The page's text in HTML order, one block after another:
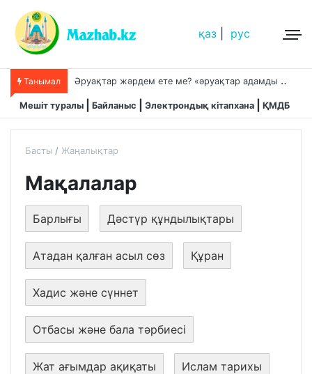
қаз рус
Танымал Ә
руақтар жәрдем ете ме? «әруақтар адамды қорғап жүреді»,-дейді сол рас па?
Мешіт туралы Байланыс Электрондық кітапхана ҚМДБ
Басты Жаңалықтар
Мақалалар
Барлығы Дәстүр құндылықтары
Атадан қалған асыл сөз Құран
Хадис және сүннет
Отбасы және бала тәрбиесі
Жат ағымдар ақиқаты Ислам тарихы